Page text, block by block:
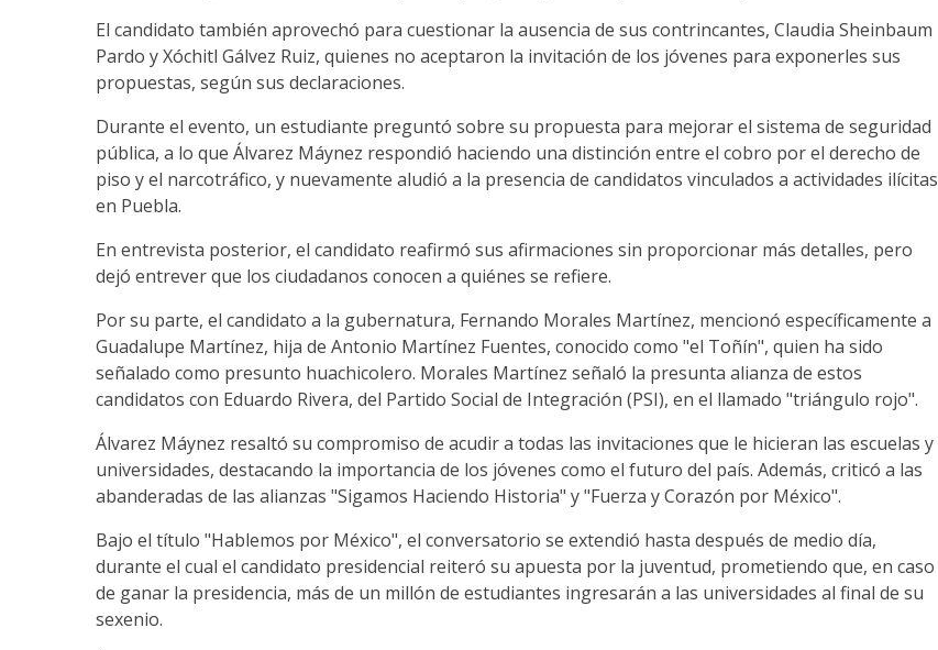
El candidato también aprovechó para cuestionar la ausencia de sus contrincantes, Claudia Sheinbaum
Pardo y Xóchitl Gálvez Ruiz, quienes no aceptaron la invitación de los jóvenes para exponerles sus
propuestas, según sus declaraciones.
Durante el evento, un estudiante preguntó sobre su propuesta para mejorar el sistema de seguridad
pública, a lo que Álvarez Máynez respondió haciendo una distinción entre el cobro por el derecho de
piso y el narcotráfico, y nuevamente aludió a la presencia de candidatos vinculados a actividades ilícitas
en Puebla.
En entrevista posterior, el candidato reafirmó sus afirmaciones sin proporcionar más detalles, pero
dejó entrever que los ciudadanos conocen a quiénes se refiere.
Por su parte, el candidato a la gubernatura, Fernando Morales Martínez, mencionó específicamente a
Guadalupe Martínez, hija de Antonio Martínez Fuentes, conocido como "el Toñín", quien ha sido
señalado como presunto huachicolero. Morales Martínez señaló la presunta alianza de estos
candidatos con Eduardo Rivera, del Partido Social de Integración (PSI), en el llamado "triángulo rojo".
Álvarez Máynez resaltó su compromiso de acudir a todas las invitaciones que le hicieran las escuelas y
universidades, destacando la importancia de los jóvenes como el futuro del país. Además, criticó a las
abanderadas de las alianzas "Sigamos Haciendo Historia" y "Fuerza y Corazón por México".
Bajo el título "Hablemos por México", el conversatorio se extendió hasta después de medio día,
durante el cual el candidato presidencial reiteró su apuesta por la juventud, prometiendo que, en caso
de ganar la presidencia, más de un millón de estudiantes ingresarán a las universidades al final de su
sexenio.